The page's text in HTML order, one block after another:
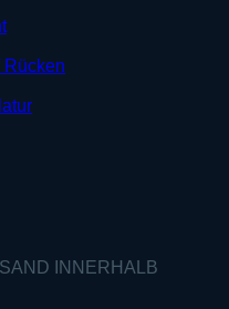
Rücken
INNERHALB